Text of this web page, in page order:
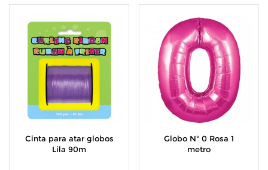
Cinta para atar globos
Lila 90m
Globo Nº 0 Rosa 1
metro